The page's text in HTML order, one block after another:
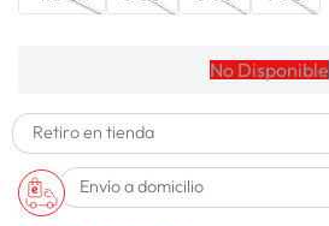
No Disponible
Retiro en tienda
Envío a domicilio